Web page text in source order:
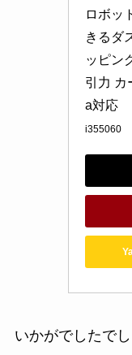
ロボッ
きるダ
ッピン
引力 カ
a対応
i355060
いかがでしたでし